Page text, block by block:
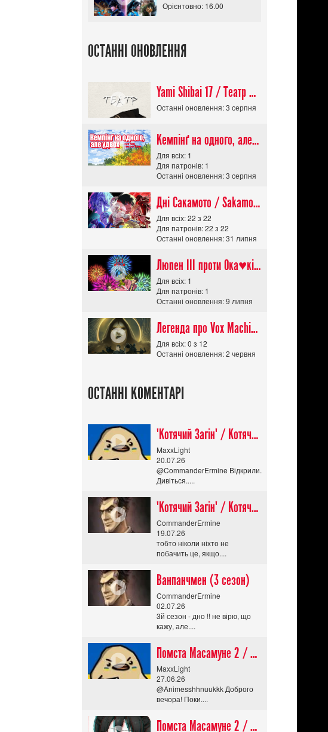
Орієнтовно: 16.00
ОСТАННІ ОНОВЛЕННЯ
Yami Shibai 17 / Театр Мороку 17
Останні оновлення: 3 серпня
Кемпінґ на одного, але удвох / Futari Solo Camp
Для всіх: 1
Для патронів: 1
Останні оновлення: 3 серпня
Дні Сакамото / Sakamoto Days (Сезон 1)
Для всіх: 22 з 22
Для патронів: 22 з 22
Останні оновлення: 31 липня
Люпен ІІІ проти Ока♥кішки / Lupin III vs Cats Eye Movie
Для всіх: 1
Для патронів: 1
Останні оновлення: 9 липня
Легенда про Vox Machina The Legend of Vox Machina (Сезон 4)
Для всіх: 0 з 12
Останні оновлення: 2 червня
ОСТАННІ КОМЕНТАРІ
"Котячий Загін" / Котячий апокаліпсис / Cat Shit One
MaxxLight
20.07.26
@CommanderErmine Відкрили.
Дивіться.....
"Котячий Загін" / Котячий апокаліпсис / Cat Shit One
CommanderErmine
19.07.26
тобто ніколи ніхто не
побачить це, якщо....
Ванпанчмен (3 сезон)
CommanderErmine
02.07.26
3й сезон - дно !! не вірю, що
кажу, але....
Помста Масамуне 2 / Masamune-kun no Revenge R
MaxxLight
27.06.26
@Animesshhnuukkk Доброго
вечора! Поки....
Помста Масамуне 2 / Masamune-kun no Revenge R